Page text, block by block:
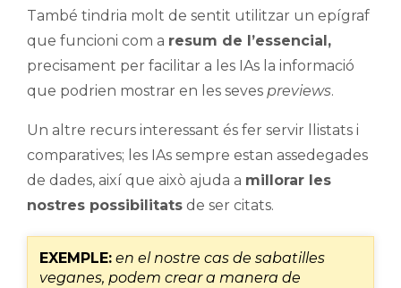
També tindria molt de sentit utilitzar un epígraf
que funcioni com a resum de l’essencial,
precisament per facilitar a les IAs la informació
que podrien mostrar en les seves previews.
Un altre recurs interessant és fer servir llistats i
comparatives; les IAs sempre estan assedegades
de dades, així que això ajuda a millorar les
nostres possibilitats de ser citats.
EXEMPLE: en el nostre cas de sabatilles
veganes, podem crear a manera de